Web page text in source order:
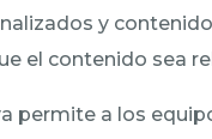
y
el contenido sea
permite a los